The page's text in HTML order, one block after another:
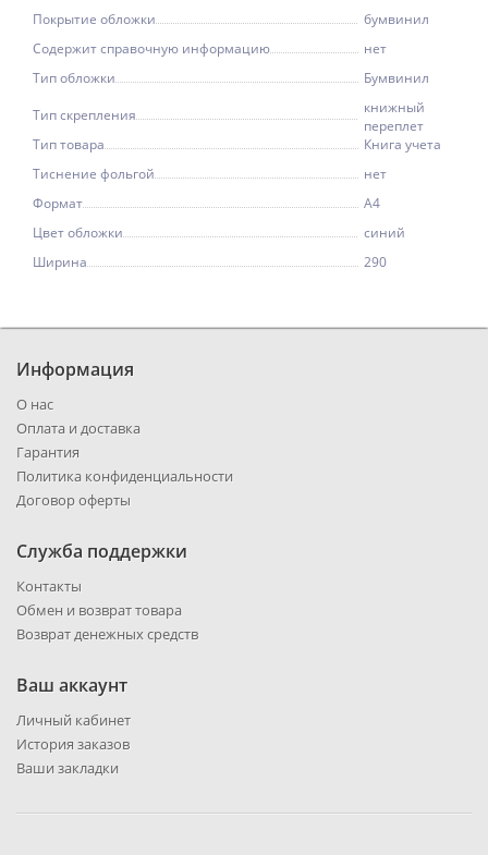
Покрытие обложки
бумвинил
Содержит справочную информацию
нет
Тип обложки
Бумвинил
Тип скрепления
книжный
переплет
Тип товара
Книга учета
Тиснение фольгой
нет
Формат
А4
Цвет обложки
синий
Ширина
290
Информация
О нас
Оплата и доставка
Гарантия
Политика конфиденциальности
Договор оферты
Служба поддержки
Контакты
Обмен и возврат товара
Возврат денежных средств
Ваш аккаунт
Личный кабинет
История заказов
Ваши закладки